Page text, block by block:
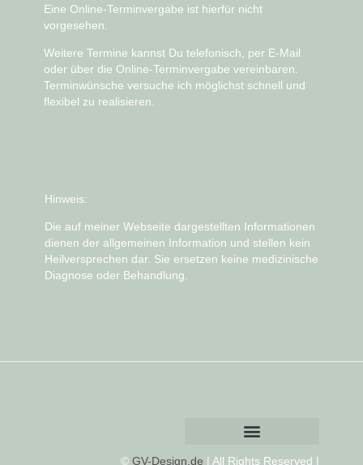
Eine Online-Terminvergabe ist hierfür nicht
vorgesehen
Weitere Termine kannst Du telefonisch, per E-Mail
oder über die Online-Terminvergabe vereinbaren.
Terminwünsche versuche ich möglichst schnell und
flexibel zu realisieren.
Hinweis:
Die auf meiner Webseite dargestellten Informationen
dienen der allgemeinen Information und stellen kein
Heilversprechen dar. Sie ersetzen keine medizinische
Diagnose oder Behandlung.
©GV-Design.de | All Rights Reserved |